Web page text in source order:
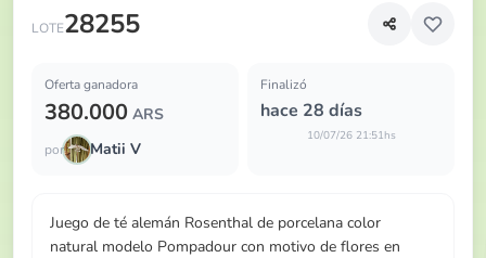
LOTE28255
Juego de té alemán Rosenthal de porcelana color natural
Oferta ganadora
380.000 ARS
por Matii V
Finalizó
hace 28 días
10/07/26 21:51hs
Juego de té alemán Rosenthal de porcelana color
natural modelo Pompadour con motivo de flores en